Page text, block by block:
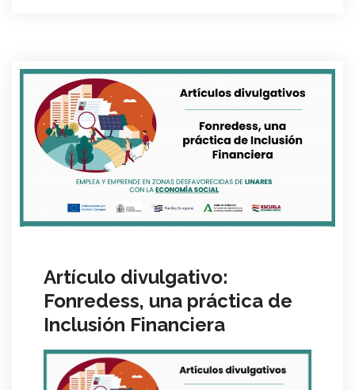
Artículo divulgativo:
Fonredess, una práctica de
Inclusión Financiera